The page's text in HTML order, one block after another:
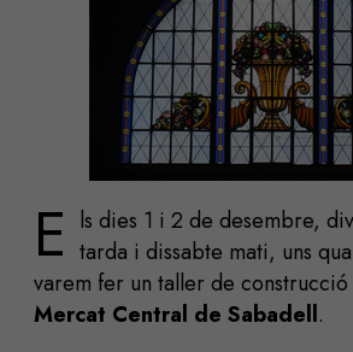
E ls dies 1 i 2 de desembre,
tarda i dissabte mati, uns
varem fer un taller de
Mercat Central de Sabadell.